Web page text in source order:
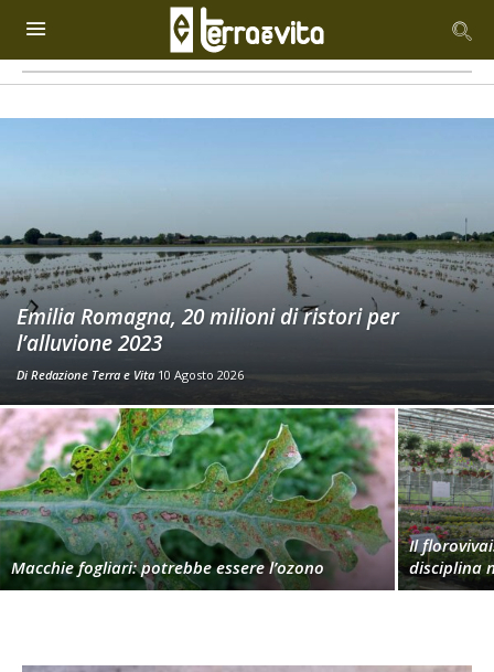
Emilia Romagna, 20 milioni di ristori per
l’alluvione 2023
DiRedazione Terra e Vita 10 Agosto 2026
Macchie fogliari: potrebbe essere l’ozono
Il
disciplina